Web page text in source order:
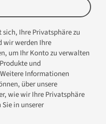
sich, Ihre Privatsphäre zu
wir werden Ihre
um Ihr Konto zu verwalten
und
Informationen
über unsere
wie wir Ihre Privatsphäre
in unserer